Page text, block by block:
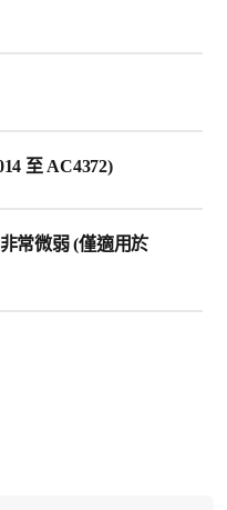
型適用的逐步指示。
機運轉時盡量關閉所有
時選擇最高速度模式。
型號標示的最大空間。
消失。
至 AC4372)
常微弱 (僅適用於